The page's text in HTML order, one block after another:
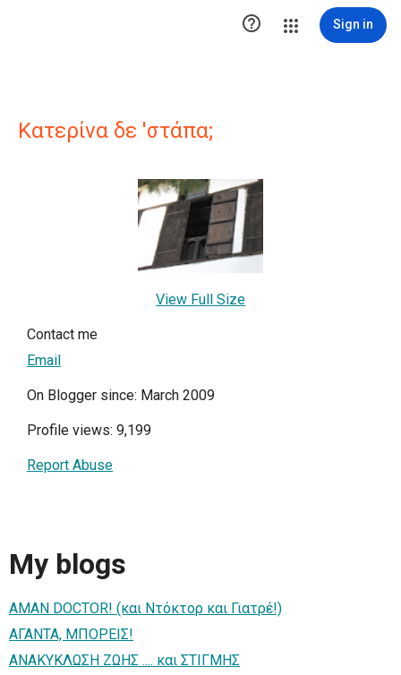
 Sign in
Κατερίνα δε 'στάπα;
View Full Size
Contact me
Email
On Blogger since: March 2009
Profile views: 9,199
Report Abuse
My blogs
ΑΜΑΝ DOCTOR! (και Ντόκτορ και Γιατρέ!)
ΑΓΑΝΤΑ, ΜΠΟΡΕΙΣ!
ΑΝΑΚΥΚΛΩΣΗ ΖΩΗΣ .... και ΣΤΙΓΜΗΣ